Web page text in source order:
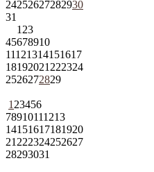
24252627282930
31
1 23
45678910
11121314151617
18192021 222324
2526272829
1 23456
78910111213
14151617181920
21 222324252627
28293031